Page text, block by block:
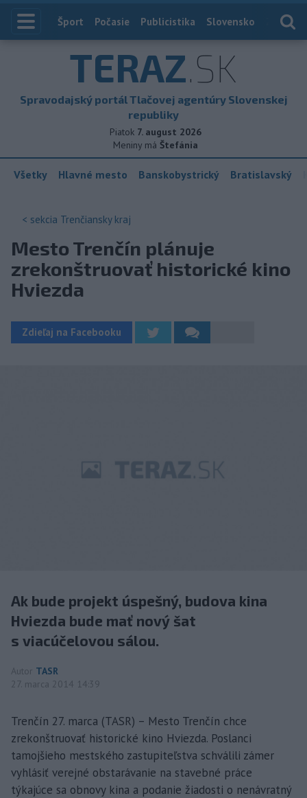
Index
Šport Počasie Publicistika Slovensko
TERAZ.SK
Spravodajský portál Tlačovej agentúry Slovenskej
republiky
Piatok 7. august 2026
Meniny má Štefánia
Všetky Hlavné mesto Banskobystrický Bratislavský
< sekcia Trenčiansky kraj
Mesto Trenčín plánuje
zrekonštruovať historické kino
Hviezda
Zdieľaj na Facebooku
Ak bude projekt úspešný, budova kina
Hviezda bude mať nový šat
s viacúčelovou sálou.
Autor TASR
27. marca 2014 14:39
Trenčín 27. marca (TASR) – Mesto Trenčín chce
zrekonštruovať historické kino Hviezda. Poslanci
tamojšieho mestského zastupiteľstva schválili zámer
vyhlásiť verejné obstarávanie na stavebné práce
týkajúce sa obnovy kina a podanie žiadosti o nenávratný